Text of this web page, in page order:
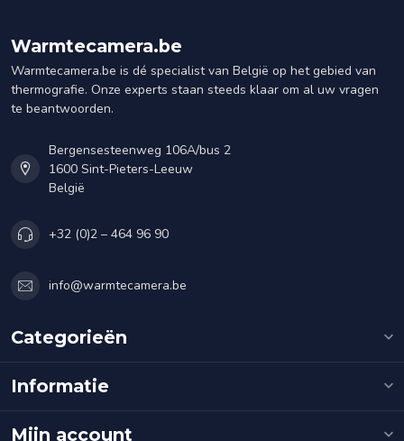
Warmtecamera.be
Warmtecamera.be is dé specialist van België op het gebied van
thermografie. Onze experts staan steeds klaar om al uw vragen
te beantwoorden.
Bergensesteenweg 106A/bus 2
1600 Sint-Pieters-Leeuw
België
+32 (0)2 – 464 96 90
info@warmtecamera.be
Categorieën
Informatie
Mijn account